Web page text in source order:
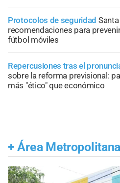
Protocolos de seguridad
recomendaciones para
fútbol móviles
Repercusiones tras el
sobre la reforma previsional:
más "ético" que económico
+ Área Metropolitana